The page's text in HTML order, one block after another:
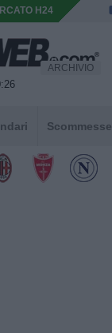
H24
ARCHIVIO
Scommesse